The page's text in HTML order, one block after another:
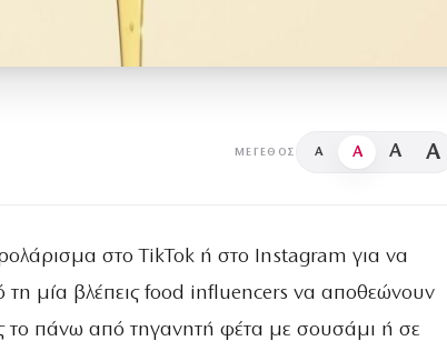
ΜΈΓΕΘΟΣ A A A A
στο TikTok ή στο Instagram για να
τη μία βλέπεις food influencers να αποθεώνουν
το πάνω από τηγανητή φέτα με σουσάμι ή σε